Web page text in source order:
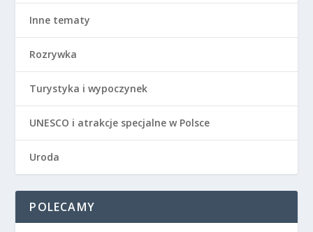
Inne tematy
Rozrywka
Turystyka i wypoczynek
UNESCO i atrakcje specjalne w Polsce
Uroda
POLECAMY